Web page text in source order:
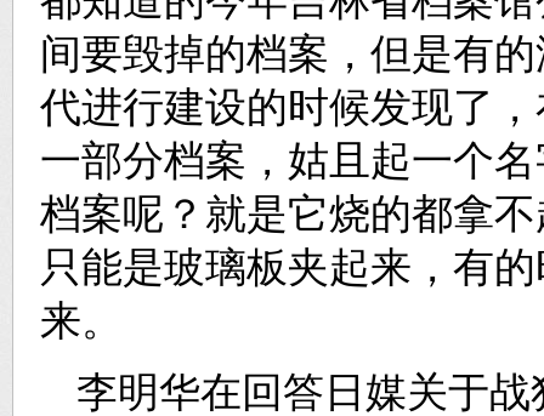
间要毁掉的档案，但是有
代进行建设的时候发现了
一部分档案，姑且起一个
档案呢？就是它烧的都拿
只能是玻璃板夹起来，有
来。
李明华在回答日媒关于